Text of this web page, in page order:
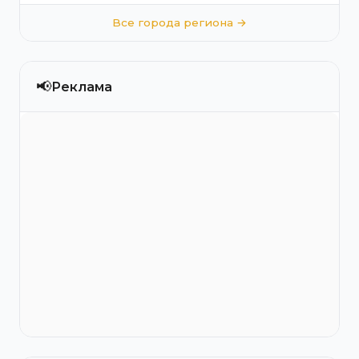
Все города региона →
📢Реклама